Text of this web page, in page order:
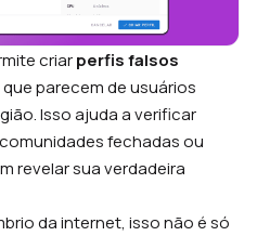
criarperfis falsos
parecem de usuários
Isso ajuda a verificar
fechadas ou
revelar sua verdadeira
da internet, isso não é só